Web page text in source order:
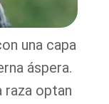
una capa
áspera.
optan